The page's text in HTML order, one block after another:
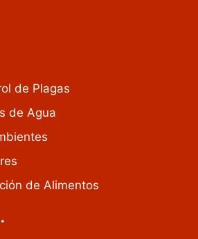
de Plagas
de Agua
de Alimentos